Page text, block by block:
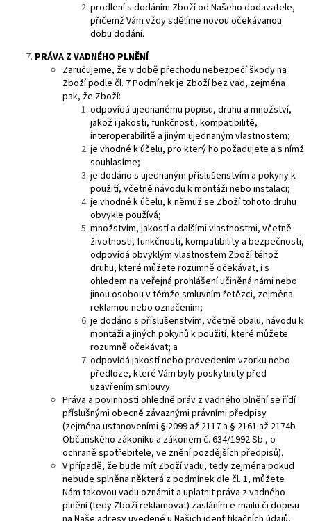
prodlení s dodáním Zboží od Našeho dodavatele,
přičemž Vám vždy sdělíme novou očekávanou
dobu dodání.
PRÁVA Z VADNÉHO PLNĚNÍ
Zaručujeme, že v době přechodu nebezpečí škody na
Zboží podle čl. 7 Podmínek je Zboží bez vad, zejména
pak, že Zboží:
odpovídá ujednanému popisu, druhu a množství,
jakož i jakosti, funkčnosti, kompatibilitě,
interoperabilitě a jiným ujednaným vlastnostem;
je vhodné k účelu, pro který ho požadujete a s nímž
souhlasíme;
je dodáno s ujednaným příslušenstvím a pokyny k
použití, včetně návodu k montáži nebo instalaci;
je vhodné k účelu, k němuž se Zboží tohoto druhu
obvykle používá;
množstvím, jakostí a dalšími vlastnostmi, včetně
životnosti, funkčnosti, kompatibility a bezpečnosti,
odpovídá obvyklým vlastnostem Zboží téhož
druhu, které můžete rozumně očekávat, i s
ohledem na veřejná prohlášení učiněná námi nebo
jinou osobou v témže smluvním řetězci, zejména
reklamou nebo označením;
je dodáno s příslušenstvím, včetně obalu, návodu k
montáži a jiných pokynů k použití, které můžete
rozumně očekávat; a
odpovídá jakostí nebo provedením vzorku nebo
předloze, které Vám byly poskytnuty před
uzavřením smlouvy.
Práva a povinnosti ohledně práv z vadného plnění se řídí
příslušnými obecně závaznými právními předpisy
(zejména ustanoveními § 2099 až 2117 a § 2161 až 2174b
Občanského zákoníku a zákonem č. 634/1992 Sb., o
ochraně spotřebitele, ve znění pozdějších předpisů).
V případě, že bude mít Zboží vadu, tedy zejména pokud
nebude splněna některá z podmínek dle čl. 1, můžete
Nám takovou vadu oznámit a uplatnit práva z vadného
plnění (tedy Zboží reklamovat) zasláním e-mailu či dopisu